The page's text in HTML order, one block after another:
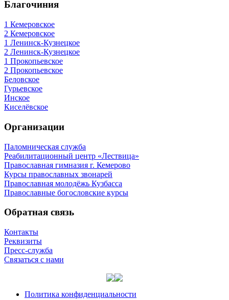
Благочиния
1 Кемеровское
2 Кемеровское
1 Ленинск-Кузнецкое
2 Ленинск-Кузнецкое
1 Прокопьевское
2 Прокопьевское
Беловское
Гурьевское
Инское
Киселёвское
Организации
Паломническая служба
Реабилитационный центр «Лествица»
Православная гимназия г. Кемерово
Курсы православных звонарей
Православная молодёжь Кузбасса
Православные богословские курсы
Обратная связь
Контакты
Реквизиты
Пресс-служба
Связаться с нами
Политика конфиденциальности